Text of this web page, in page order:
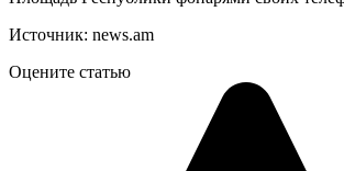
Источник: news.am
Оцените статью